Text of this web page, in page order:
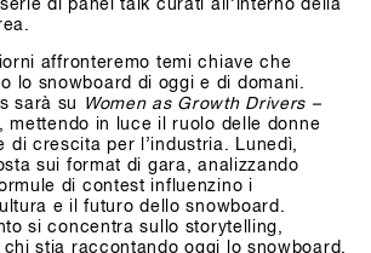
di panel talk curati all’interno della
affronteremo temi chiave che
lo snowboard di oggi e di domani.
sarà su
Women as Growth Drivers –
mettendo in luce il ruolo delle donne
di crescita per l’industria. Lunedì,
sui format di gara, analizzando
di contest influenzino i
e il futuro dello snowboard.
si concentra sullo storytelling,
stia raccontando oggi lo snowboard,